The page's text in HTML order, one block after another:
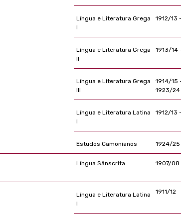
Língua e Literatura Grega
I
1912/13
Língua e Literatura Grega
II
1913/14
Língua e Literatura Grega
III
1914/15
1923/24
Língua e Literatura Latina
I
1912/13
Estudos Camonianos 1924/
Língua Sânscrita 1907/08
Língua e Literatura Latina
I
1911/12